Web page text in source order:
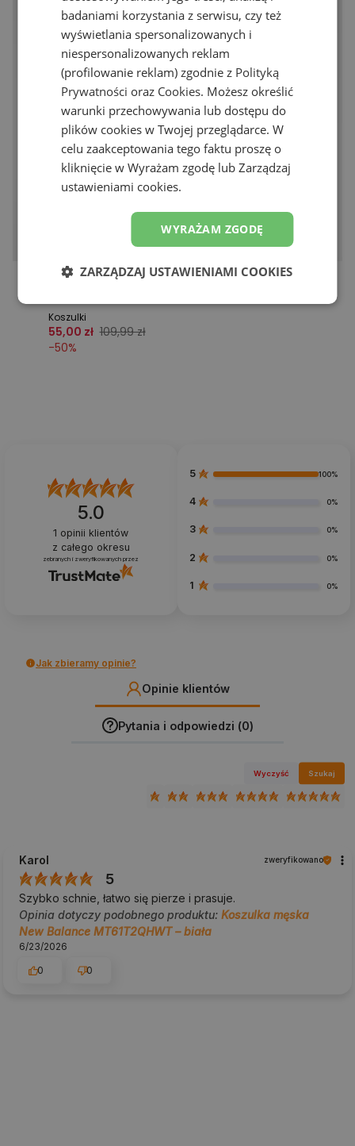
Promocja
Koszulki
55,00 zł 109,99 zł
-50%
5.0
1 opinii klientów
z całego okresu
zebranych i zweryfikowanych przez
5 100%
4 0%
3 0%
2 0%
1 0%
Jak zbieramy opinie?
Opinie klientów
Pytania i odpowiedzi (0)
Wyczyść Szukaj
Karol zweryfikowano
5
Szybko schnie, łatwo się pierze i prasuje.
Opinia dotyczy podobnego produktu: Koszulka męska
New Balance MT61T2QHWT – biała
6/23/2026
0
0
badaniami korzystania z serwisu, czy też
wyświetlania spersonalizowanych i
niespersonalizowanych reklam
(profilowanie reklam) zgodnie z Polityką
Prywatności oraz Cookies. Możesz określić
warunki przechowywania lub dostępu do
plików cookies w Twojej przeglądarce. W
celu zaakceptowania tego faktu proszę o
kliknięcie w Wyrażam zgodę lub Zarządzaj
ustawieniami cookies.
WYRAŻAM ZGODĘ
ZARZĄDZAJ USTAWIENIAMI COOKIES